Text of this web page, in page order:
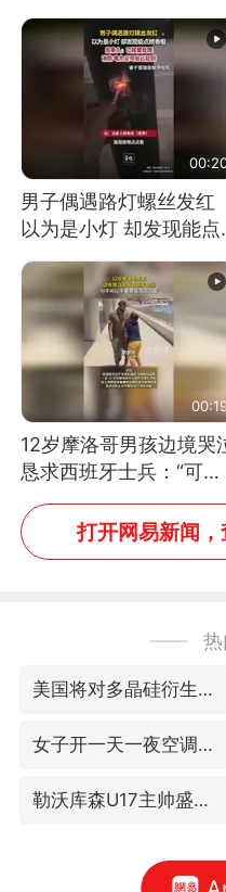
开门：午休到几点
男子偶遇路灯螺丝发红
以为是小灯 却发现能点
燃香烟 当事人：已报警
处理
12岁摩洛哥男孩边境哭
恳求西班牙士兵：“可不
可以不要把我遣返回国”
打开网易新闻
美国将对多晶硅衍生品加征15%关税
女子开一天一夜空调后二氧化碳中毒
勒沃库森U17主帅盛赞赵松源